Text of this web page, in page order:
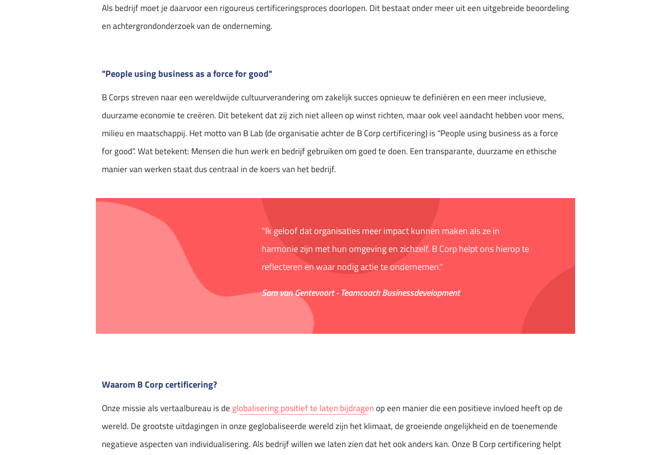
Als bedrijf moet je daarvoor een rigoureus certificeringsproces doorlopen. Dit bestaat onder meer uit een uitgebreide beoordeling
en achtergrondonderzoek van de onderneming.
"People using business as a force for good"
B Corps streven naar een wereldwijde cultuurverandering om zakelijk succes opnieuw te definiëren en een meer inclusieve,
duurzame economie te creëren. Dit betekent dat zij zich niet alleen op winst richten, maar ook veel aandacht hebben voor mens,
milieu en maatschappij. Het motto van B Lab (de organisatie achter de B Corp certificering) is "People using business as a force
for good". Wat betekent: Mensen die hun werk en bedrijf gebruiken om goed te doen. Een transparante, duurzame en ethische
manier van werken staat dus centraal in de koers van het bedrijf.
"Ik geloof dat organisaties meer impact kunnen maken als ze in
harmonie zijn met hun omgeving en zichzelf. B Corp helpt ons hierop te
reflecteren en waar nodig actie te ondernemen."
Sam van Gentevoort - Teamcoach Businessdevelopment
Waarom B Corp certificering?
Onze missie als vertaalbureau is de globalisering positief te laten bijdragenop een manier die een positieve invloed heeft op de
wereld. De grootste uitdagingen in onze geglobaliseerde wereld zijn het klimaat, de groeiende ongelijkheid en de toenemende
negatieve aspecten van individualisering. Als bedrijf willen we laten zien dat het ook anders kan. Onze B Corp certificering helpt